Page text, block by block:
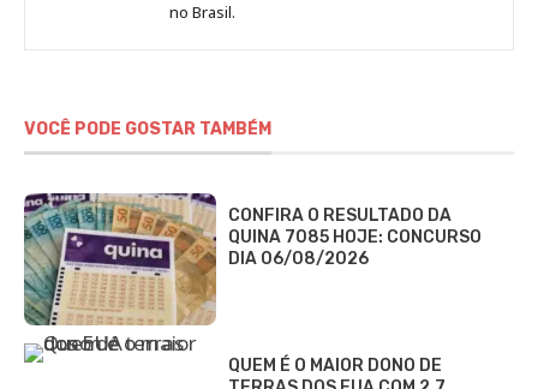
DCI
no Brasil.
VOCÊ PODE GOSTAR TAMBÉM
CONFIRA O RESULTADO DA
QUINA 7085 HOJE: CONCURSO
DIA 06/08/2026
QUEM É O MAIOR DONO DE